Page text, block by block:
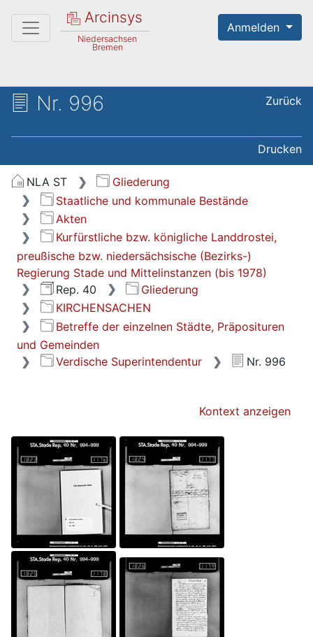
Arcinsys
Niedersachsen
Bremen
Anmelden
Nr. 996 Zurück
Drucken
NLA ST
Gliederung
Staatliche und kommunale Bestände
Akten
Kurfürstliche bzw. königliche Landdrostei,
preußische bzw. niedersächsische (Bezirks-)
Regierung Stade und Mittelinstanzen (bis 1978)
Rep. 40
Gliederung
KIRCHENSACHEN
Betreffe der einzelnen Städte, Präposituren
und Gemeinden
Verdische Superintendentur
Nr. 996
Kontext anzeigen